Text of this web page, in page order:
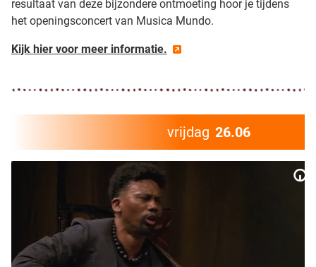
resultaat van deze bijzondere ontmoeting hoor je tijdens
het openingsconcert van Musica Mundo.
Kijk hier voor meer informatie.
vrijdag 26.06